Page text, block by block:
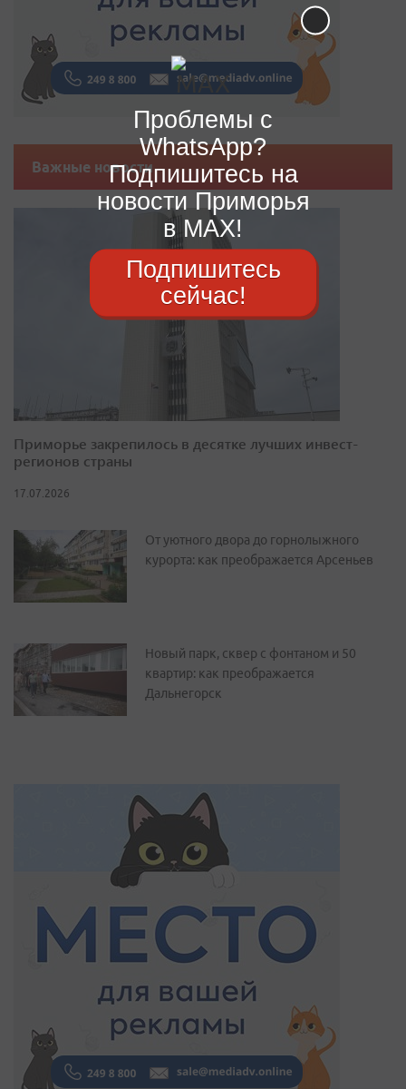
Важные новости
Приморье закрепилось в десятке лучших инвест-
регионов страны
17.07.2026
От уютного двора до горнолыжного
курорта: как преображается Арсеньев
Новый парк, сквер с фонтаном и 50
квартир: как преображается
Дальнегорск
Проблемы с
WhatsApp?
Подпишитесь на
новости Приморья
в MAX!
Подпишитесь
сейчас!